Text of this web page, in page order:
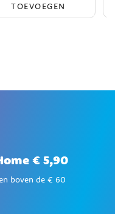
TOEVOEGEN
€ 5,90
boven de € 60